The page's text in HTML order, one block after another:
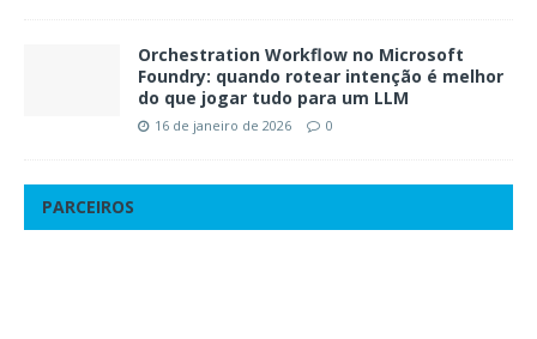
Orchestration Workflow no Microsoft
Foundry: quando rotear intenção é melhor
do que jogar tudo para um LLM
16 de janeiro de 2026 0
PARCEIROS